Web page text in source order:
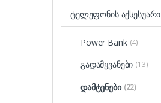
ტელეფონის აქსესუარი
Power Bank (4)
გადამყვანები (13)
დამტენები (22)